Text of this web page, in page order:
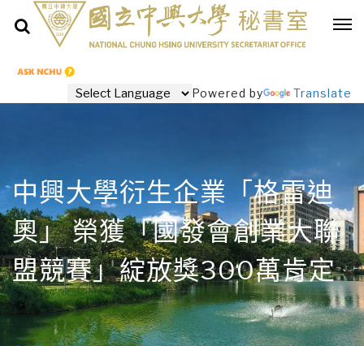
Powered by Translate
中興大學衍生企業「格雷迪
奧」 榮獲「國發會創業大聯
盟競賽」綻放獎300萬肯定